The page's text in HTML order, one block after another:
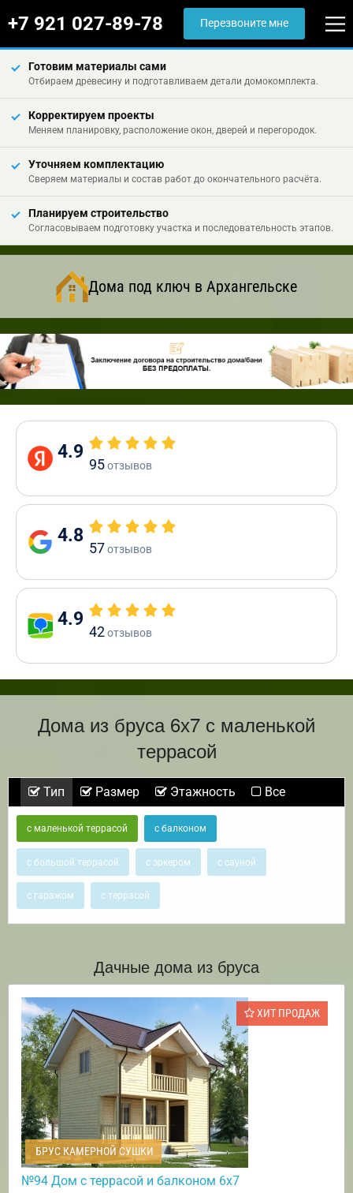
+7 921 027-89-78 Перезвоните мне
Готовим материалы сами
Отбираем древесину и подготавливаем детали домокомплекта.
Корректируем проекты
Меняем планировку, расположение окон, дверей и перегородок.
Уточняем комплектацию
Сверяем материалы и состав работ до окончательного расчёта.
Планируем строительство
Согласовываем подготовку участка и последовательность этапов.
Дома под ключ в Архангельске
4.9
95отзывов
4.8
57отзывов
4.9
42отзывов
Дома из бруса 6х7 с маленькой
террасой
Тип Размер Этажность Все
с маленькой террасой с балконом
с большой террасой с эркером с сауной
с гаражом с террасой
Дачные дома из бруса
ХИТ ПРОДАЖ
БРУС КАМЕРНОЙ СУШКИ
№94 Дом с террасой и балконом 6х7